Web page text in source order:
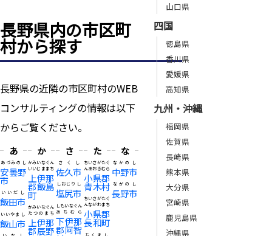
長野県内の市区町
村から探す
長野県の近隣の市区町村のWEB
コンサルティングの情報は以下
からご覧ください。
あ
安曇野
市
あづみのし
飯田市
いいだし
飯山市
いいやまし
か
上伊那
郡飯島
町
かみいなぐん
いいじままち
上伊那
郡辰野
かみいなぐん
たつのまち
さ
佐久市
さくし
塩尻市
しおじりし
下伊那
郡阿智
しもいなぐん
あちむら
た
小県郡
青木村
ちいさがたぐ
んあおきむら
小県郡
長和町
ちいさがたぐ
んながわまち
ちくまし
な
中野市
なかのし
長野市
ながのし
山口県
四国
徳島県
香川県
愛媛県
高知県
九州・沖縄
福岡県
佐賀県
長崎県
熊本県
大分県
宮崎県
鹿児島県
沖縄県